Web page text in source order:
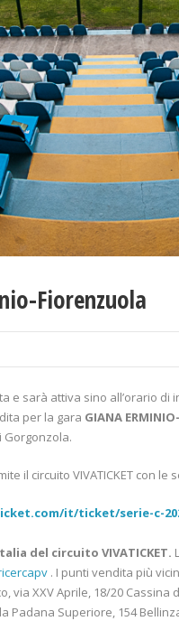
Fiorenzuola
e sarà attiva sino all’orario di
per la gara GIANA
Gorgonzola.
il circuito VIVATICKET con le
it/ticket/serie-c-
del circuito VIVATICKET.
. I punti vendita più
via XXV Aprile, 18/20 Cassina
Padana Superiore, 154